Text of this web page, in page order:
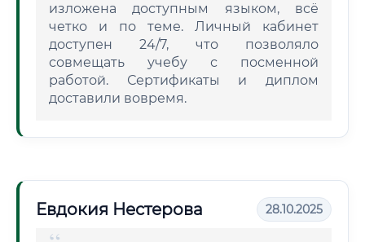
изложена доступным языком, всё
четко и по теме. Личный кабинет
доступен 24/7, что позволяло
совмещать учебу с посменной
работой. Сертификаты и диплом
доставили вовремя.
Евдокия Нестерова 28.10.2025